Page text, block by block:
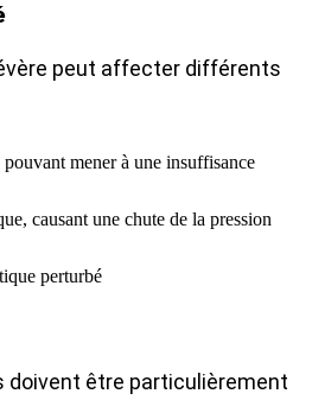
peut affecter différents
mener à une insuffisance
causant une chute de la pression
perturbé
doivent être particulièrement